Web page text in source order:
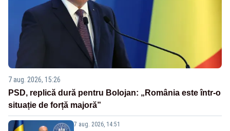
7 aug. 2026, 15:26
PSD, replică dură pentru Bolojan: „România este într-o
situație de forță majoră”
7 aug. 2026, 14:51